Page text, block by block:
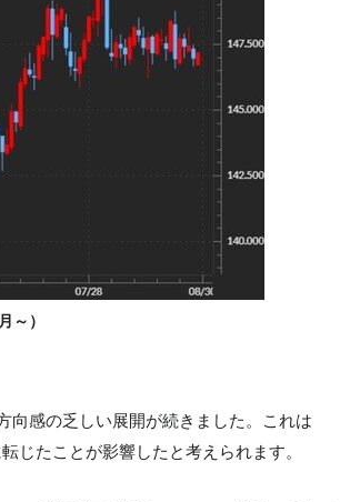
～）
向感の乏しい展開が続きました。これは
じたことが影響したと考えられます。